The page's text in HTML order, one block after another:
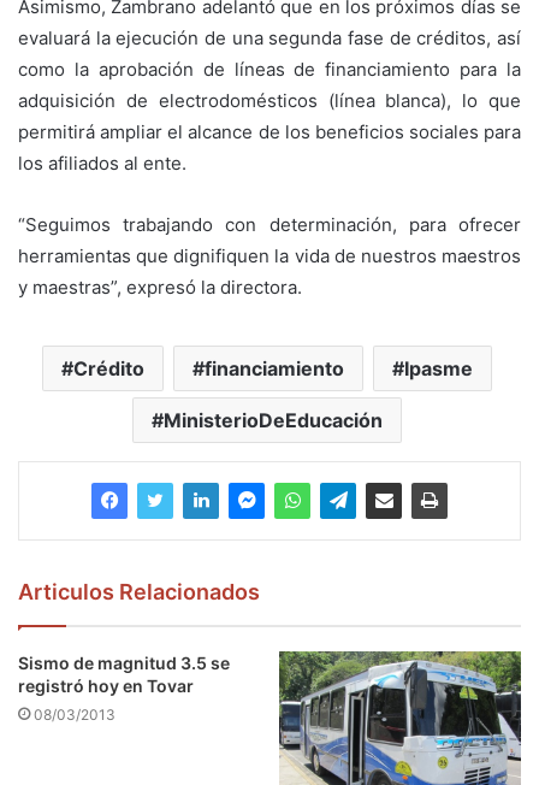
Asimismo, Zambrano adelantó que en los próximos días se
evaluará la ejecución de una segunda fase de créditos, así
como la aprobación de líneas de financiamiento para la
adquisición de electrodomésticos (línea blanca), lo que
permitirá ampliar el alcance de los beneficios sociales para
los afiliados al ente.
“Seguimos trabajando con determinación, para ofrecer
herramientas que dignifiquen la vida de nuestros maestros
y maestras”, expresó la directora.
Crédito financiamiento Ipasme
MinisterioDeEducación
Articulos Relacionados
Sismo de magnitud 3.5 se
registró hoy en Tovar
08/03/2013